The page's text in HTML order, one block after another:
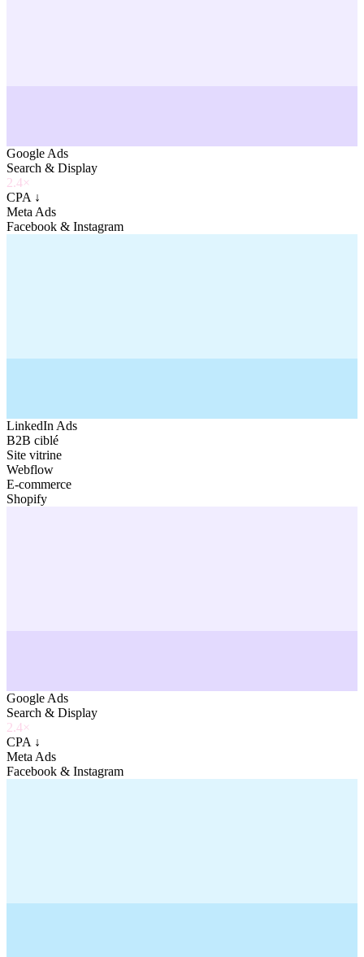
Google Ads
Search & Display
2.4×
CPA ↓
Meta Ads
Facebook & Instagram
LinkedIn Ads
B2B ciblé
Site vitrine
Webflow
E-commerce
Shopify
Google Ads
Search & Display
2.4×
CPA ↓
Meta Ads
Facebook & Instagram